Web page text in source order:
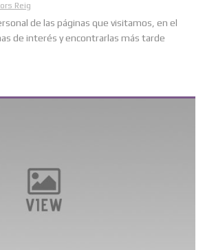
Reig
de las páginas que visitamos, en el
de interés y encontrarlas más tarde